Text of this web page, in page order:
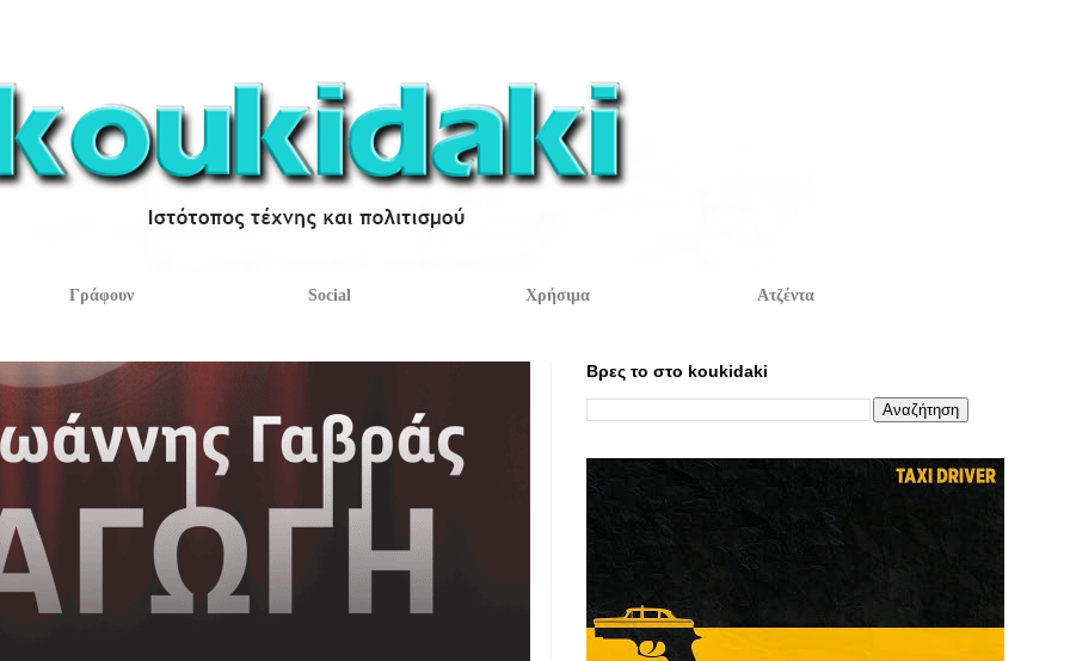
Γράφουν Social Χρήσιμα Ατζέντα
Βρες το στο koukidaki